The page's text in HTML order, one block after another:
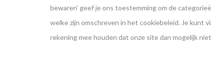
bewaren’ geef je ons toestemming om de
welke zijn omschreven in het cookiebeleid. Je kunt
rekening mee houden dat onze site dan mogelijk